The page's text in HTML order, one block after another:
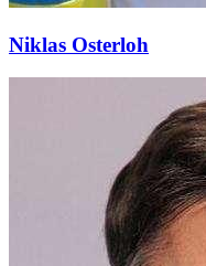
Niklas Osterloh